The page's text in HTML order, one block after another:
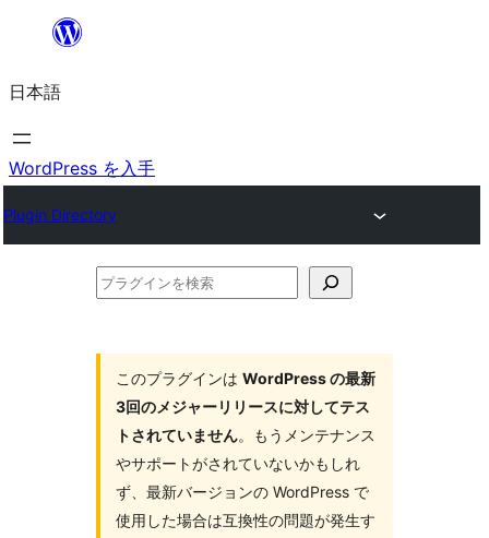
を
ス
キ
プ
日本語
WordPress を入手
Plugin Directory
プ
このプラグインは WordPress の最新
3回のメジャーリリースに対してテス
トされていません。もうメンテナンス
やサポートがされていないかもしれ
ず、最新バージョンの WordPress で
使用した場合は互換性の問題が発生す